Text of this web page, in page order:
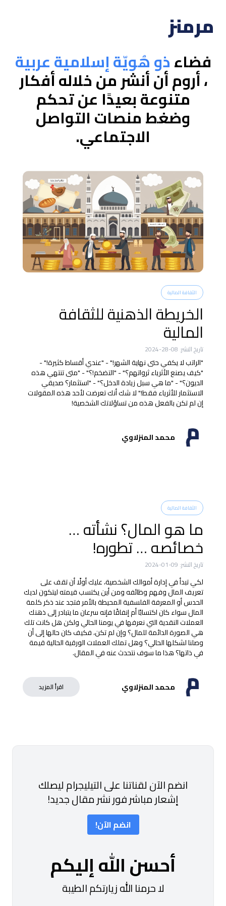
مرمنز
فضاءذو هُويّة إسلامية عربية
، أروم أن أنشر من خلاله أفكار
متنوعة بعيدًا عن تحكم
وضغط منصات التواصل
الاجتماعي.
الثقافة المالية
الخريطة الذهنية للثقافة
المالية
تاريخ النشر: 08-28-2024
"الراتب لا يكفي حتى نهاية الشهر!" - "عندي أقساط كثيرة!" -
"كيف يصنع الأثرياء ثرواتهم؟" - "التضخم!؟" - "متى تنتهي هذه
الديون؟" - "ما هي سبل زيادة الدخل؟" - "استثمار؟ صديقي
الاستثمار للأثرياء فقط!" لا شك أنك تعرضت لأحد هذه المقولات
إن لم تكن بالفعل هذه من تساؤلاتك الشخصية!
محمد المنزلاوي
الثقافة المالية
ما هو المال؟ نشأته …
خصائصه … تطوره!
تاريخ النشر: 09-01-2024
لكي تبدأ في إدارة أموالك الشخصية، عليك أولًا أن تقف على
تعريف المال وفهم وظائفه ومن أين يكتسب قيمته ليتكون لديك
الحدس أو المعرفة الفلسفية المحيطة بالأمر فتجد عند ذكر كلمة
المال سواء كان اكتسابًا أم إنفاقًا فإنه سرعان ما يتبادر إلى ذهنك
العملات النقدية التي نعرفها في يومنا الحالي ولكن هل كانت تلك
هي الصورة الدائمة للمال؟ وإن لم تكن، فكيف كان حالها إلى أن
وصلنا لشكلها الحالي؟ وهل تملك العملات الورقية الحالية قيمة
في ذاتها؟ هذا ما سوف نتحدث عنه في المقال.
محمد المنزلاوي اقرأ المزيد
انضم الآن لقناتنا على التيليجرام ليصلك
إشعار مباشر فور نشر مقال جديد!
انضم الآن!
أحسن الله إليكم
لا حرمنا الله زيارتكم الطيبة